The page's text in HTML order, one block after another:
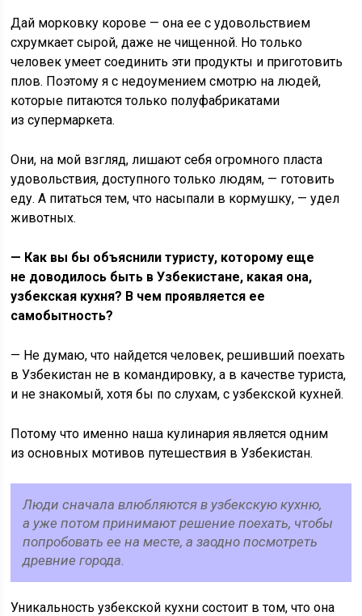
Дай морковку корове — она ее с удовольствием
схрумкает сырой, даже не чищенной. Но только
человек умеет соединить эти продукты и приготовить
плов. Поэтому я с недоумением смотрю на людей,
которые питаются только полуфабрикатами
из супермаркета.
Они, на мой взгляд, лишают себя огромного пласта
удовольствия, доступного только людям, — готовить
еду. А питаться тем, что насыпали в кормушку, — удел
животных.
— Как вы бы объяснили туристу, которому еще
не доводилось быть в Узбекистане, какая она,
узбекская кухня? В чем проявляется ее
самобытность?
— Не думаю, что найдется человек, решивший поехать
в Узбекистан не в командировку, а в качестве туриста,
и не знакомый, хотя бы по слухам, с узбекской кухней.
Потому что именно наша кулинария является одним
из основных мотивов путешествия в Узбекистан.
Люди сначала влюбляются в узбекскую кухню,
а уже потом принимают решение поехать, чтобы
попробовать ее на месте, а заодно посмотреть
древние города.
Уникальность узбекской кухни состоит в том, что она